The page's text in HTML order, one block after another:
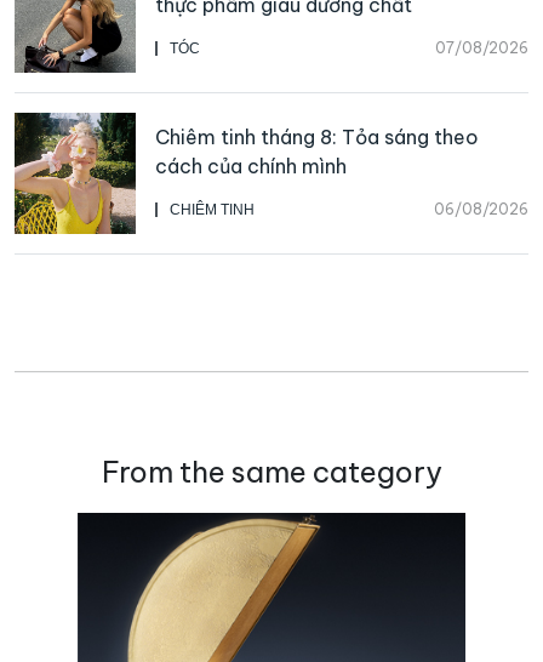
TÓC 07/08/2026
CHIÊM TINH 06/08/2026
Chiêm tinh tháng 8: Tỏa sáng theo
cách của chính mình
From the same category